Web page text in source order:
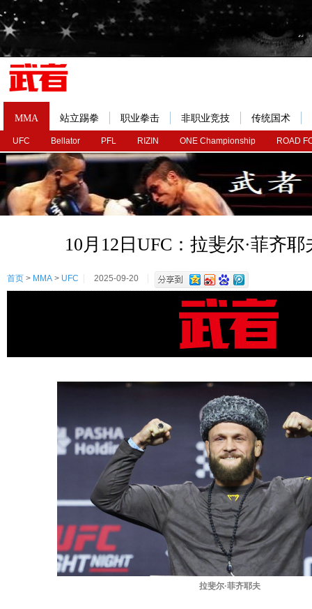
MMA
UFC Bellator PFL RIZIN ONE Championship ROAD
站立踢拳 职业拳击 非职业竞技 传统国术
10月12日UFC：拉斐尔·菲齐
首页 > MMA > UFC 2025-09-20
拉斐尔·菲齐耶夫